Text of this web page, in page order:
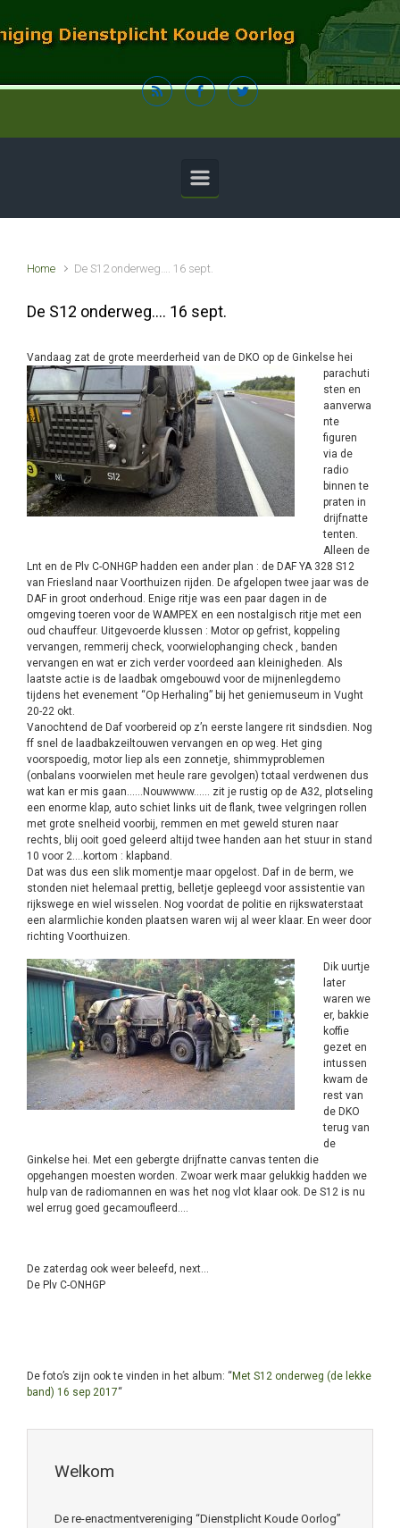
Home De S12 onderweg…. 16 sept.
De S12 onderweg…. 16 sept.
Vandaag zat de grote meerderheid van de DKO op de Ginkelse hei
parachuti
sten en
aanverwa
nte
figuren
via de
radio
binnen te
praten in
drijfnatte
tenten.
Alleen de
Lnt en de Plv C-ONHGP hadden een ander plan : de DAF YA 328 S12
van Friesland naar Voorthuizen rijden. De afgelopen twee jaar was de
DAF in groot onderhoud. Enige ritje was een paar dagen in de
omgeving toeren voor de WAMPEX en een nostalgisch ritje met een
oud chauffeur. Uitgevoerde klussen : Motor op gefrist, koppeling
vervangen, remmerij check, voorwielophanging check , banden
vervangen en wat er zich verder voordeed aan kleinigheden. Als
laatste actie is de laadbak omgebouwd voor de mijnenlegdemo
tijdens het evenement “Op Herhaling” bij het geniemuseum in Vught
20-22 okt.
Vanochtend de Daf voorbereid op z’n eerste langere rit sindsdien. Nog
ff snel de laadbakzeiltouwen vervangen en op weg. Het ging
voorspoedig, motor liep als een zonnetje, shimmyproblemen
(onbalans voorwielen met heule rare gevolgen) totaal verdwenen dus
wat kan er mis gaan……Nouwwww…… zit je rustig op de A32, plotseling
een enorme klap, auto schiet links uit de flank, twee velgringen rollen
met grote snelheid voorbij, remmen en met geweld sturen naar
rechts, blij ooit goed geleerd altijd twee handen aan het stuur in stand
10 voor 2….kortom : klapband.
Dat was dus een slik momentje maar opgelost. Daf in de berm, we
stonden niet helemaal prettig, belletje gepleegd voor assistentie van
rijkswege en wiel wisselen. Nog voordat de politie en rijkswaterstaat
een alarmlichie konden plaatsen waren wij al weer klaar. En weer door
richting Voorthuizen.
Dik uurtje
later
waren we
er, bakkie
koffie
gezet en
intussen
kwam de
rest van
de DKO
terug van
de
Ginkelse hei. Met een gebergte drijfnatte canvas tenten die
opgehangen moesten worden. Zwoar werk maar gelukkig hadden we
hulp van de radiomannen en was het nog vlot klaar ook. De S12 is nu
wel errug goed gecamoufleerd….
De zaterdag ook weer beleefd, next…
De Plv C-ONHGP
De foto’s zijn ook te vinden in het album: “ Met S12 onderweg (de lekke
band) 16 sep 2017“
Welkom
De re-enactmentvereniging “Dienstplicht Koude Oorlog”